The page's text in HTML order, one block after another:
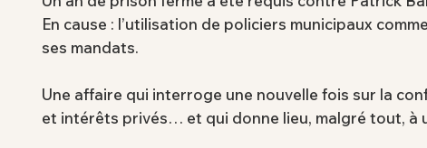
En cause : l’utilisation de policiers municipaux
ses mandats.
Une affaire qui interroge une nouvelle fois sur la
et intérêts privés… et qui donne lieu, malgré tout, à